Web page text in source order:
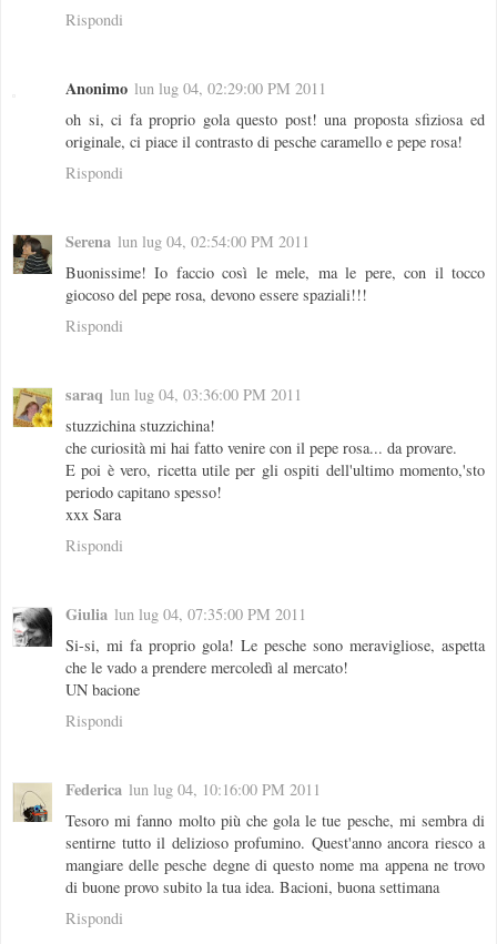
Rispondi
Anonimo lun lug 04, 02:29:00 PM 2011
oh si, ci fa proprio gola questo post! una proposta sfiziosa ed
originale, ci piace il contrasto di pesche caramello e pepe rosa!
Rispondi
Serena lun lug 04, 02:54:00 PM 2011
Buonissime! Io faccio così le mele, ma le pere, con il tocco
giocoso del pepe rosa, devono essere spaziali!!!
Rispondi
saraq lun lug 04, 03:36:00 PM 2011
stuzzichina stuzzichina!
che curiosità mi hai fatto venire con il pepe rosa... da provare.
E poi è vero, ricetta utile per gli ospiti dell'ultimo momento,'sto
periodo capitano spesso!
xxx Sara
Rispondi
Giulia lun lug 04, 07:35:00 PM 2011
Si-si, mi fa proprio gola! Le pesche sono meravigliose, aspetta
che le vado a prendere mercoledì al mercato!
UN bacione
Rispondi
Federica lun lug 04, 10:16:00 PM 2011
Tesoro mi fanno molto più che gola le tue pesche, mi sembra di
sentirne tutto il delizioso profumino. Quest'anno ancora riesco a
mangiare delle pesche degne di questo nome ma appena ne trovo
di buone provo subito la tua idea. Bacioni, buona settimana
Rispondi